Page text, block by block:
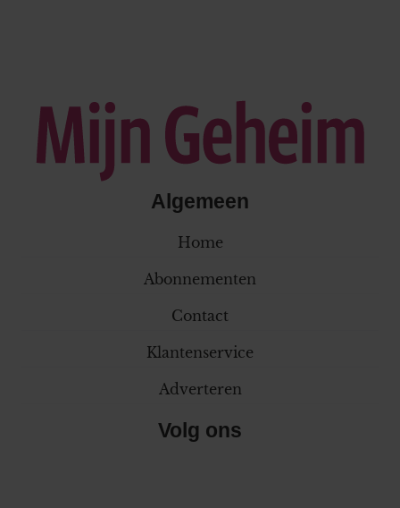
Algemeen
Home
Abonnementen
Contact
Klantenservice
Adverteren
Volg ons